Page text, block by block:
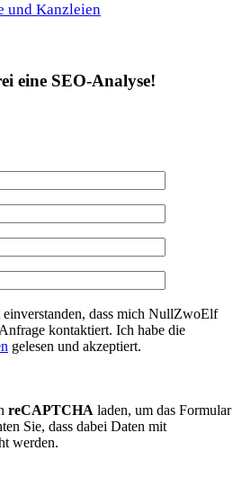
und Kanzleien
eine SEO-Analyse!
dass mich NullZwoElf
kontaktiert. Ich habe die
gelesen und akzeptiert.
reCAPTCHA laden, um das Formular
Sie, dass dabei Daten mit
werden.